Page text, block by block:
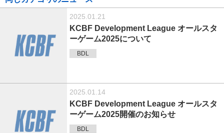
2025.01.21
KCBF Development League オールスタ
ーゲーム2025について
BDL
2025.01.14
KCBF Development League オールスタ
ーゲーム2025開催のお知らせ
BDL